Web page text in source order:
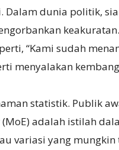
Dalam dunia politik,
“Kami sudah
menyalakan
statistik. Publik
adalah istilah
variasi yang